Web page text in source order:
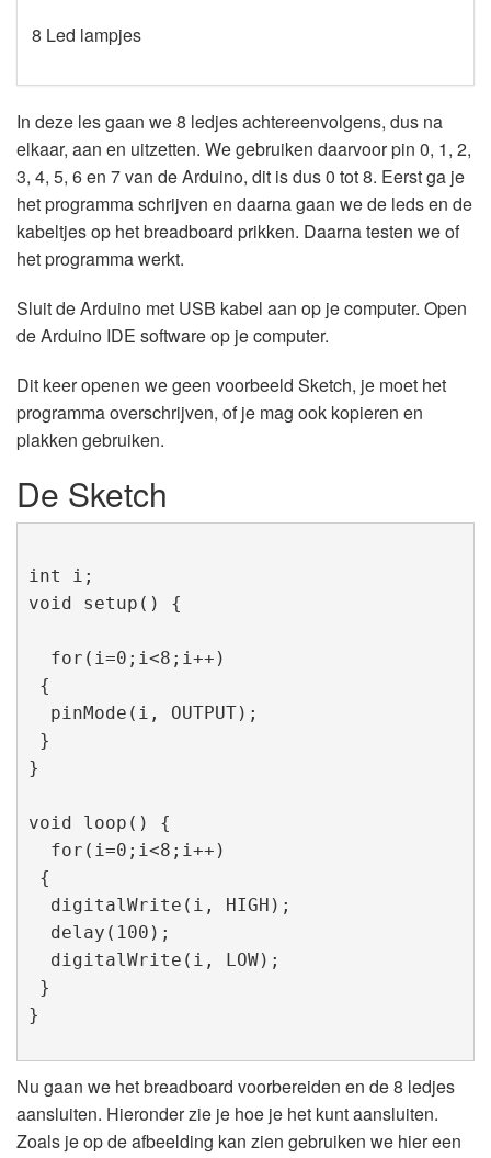
8 Led lampjes
In deze les gaan we 8 ledjes achtereenvolgens, dus na
elkaar, aan en uitzetten. We gebruiken daarvoor pin 0, 1, 2,
3, 4, 5, 6 en 7 van de Arduino, dit is dus 0 tot 8. Eerst ga je
het programma schrijven en daarna gaan we de leds en de
kabeltjes op het breadboard prikken. Daarna testen we of
het programma werkt.
Sluit de Arduino met USB kabel aan op je computer. Open
de Arduino IDE software op je computer.
Dit keer openen we geen voorbeeld Sketch, je moet het
programma overschrijven, of je mag ook kopieren en
plakken gebruiken.
De Sketch
int i;
void setup() {
}
void loop() {
}
Nu gaan we het breadboard voorbereiden en de 8 ledjes
aansluiten. Hieronder zie je hoe je het kunt aansluiten.
Zoals je op de afbeelding kan zien gebruiken we hier een